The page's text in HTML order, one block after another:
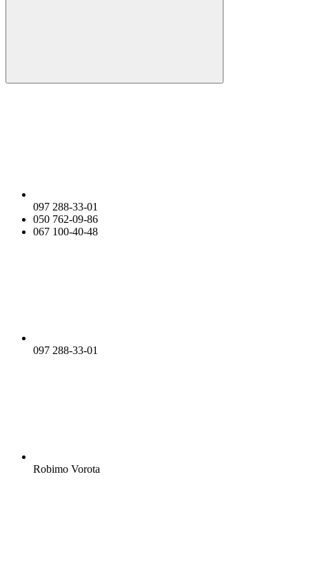
097 288-33-01
050 762-09-86
067 100-40-48
097 288-33-01
Robimo Vorota